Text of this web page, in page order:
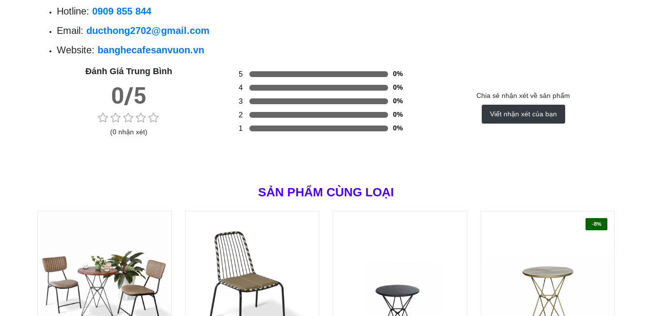
Hotline: 0909 855 844
Email: ducthong2702@gmail.com
Website: banghecafesanvuon.vn
Đánh Giá Trung Bình
0/5
(0 nhận xét)
5 0%
4 0%
3 0%
2 0%
1 0%
Chia sẻ nhận xét về sản phẩm
Viết nhận xét của bạn
SẢN PHẨM CÙNG LOẠI
-8%